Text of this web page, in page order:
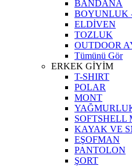
BANDANA
BOYUNLUK
ELDİVEN
TOZLUK
OUTDOOR
Tümünü Gör
ERKEK GİYİM
T-SHIRT
POLAR
MONT
SOFTSHELL
KAYAK VE
EŞOFMAN
PANTOLON
ŞORT